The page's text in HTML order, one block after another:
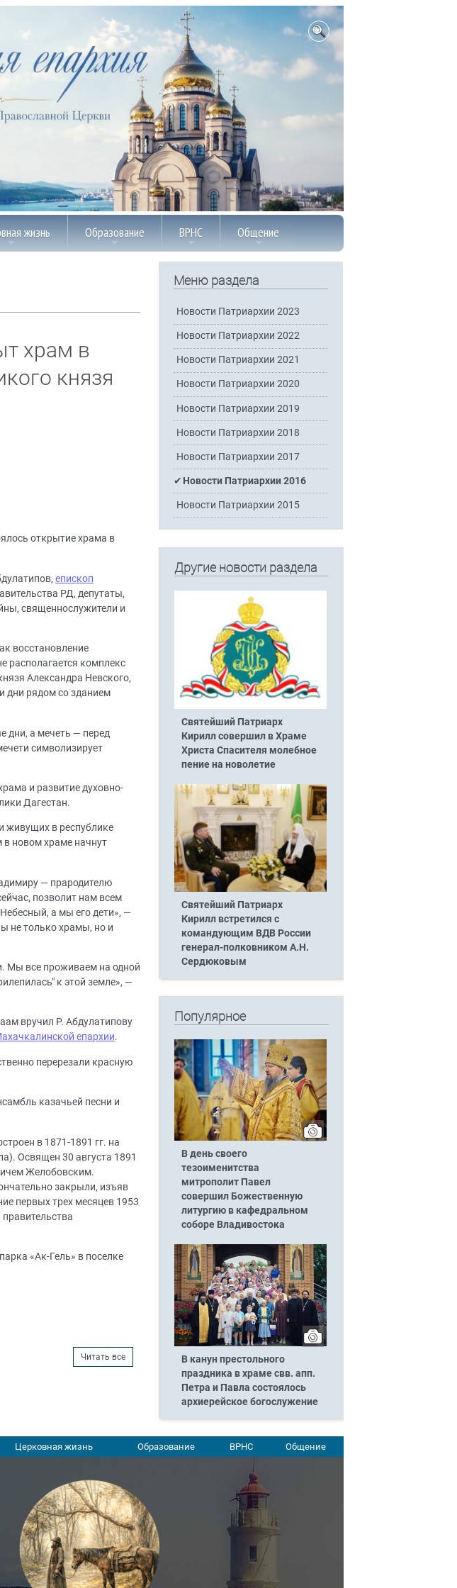
жизнь Образование ВРНС Общение
храм в
князя
открытие храма в
епископ
РД, депутаты,
священнослужители и
восстановление
располагается комплекс
Александра Невского,
дни рядом со зданием
дни, а мечеть — перед
символизирует
и развитие духовно-
Дагестан.
живущих в республике
новом храме начнут
— прародителю
позволит нам всем
а мы его дети», —
не только храмы, но и
Мы все проживаем на одной
к этой земле», —
вручил Р. Абдулатипову
епархии.
перерезали красную
казачьей песни и
в 1871-1891 гг. на
Освящен 30 августа 1891
Желобовским.
закрыли, изъяв
первых трех месяцев 1953
«Ак-Гель» в поселке
Читать все
Меню раздела
Новости Патриархии 2023
Новости Патриархии 2022
Новости Патриархии 2021
Новости Патриархии 2020
Новости Патриархии 2019
Новости Патриархии 2018
Новости Патриархии 2017
Новости Патриархии 2016
Новости Патриархии 2015
Другие новости раздела
Святейший Патриарх
Кирилл совершил в Храме
Христа Спасителя молебное
пение на новолетие
Святейший Патриарх
Кирилл встретился с
командующим ВДВ России
генерал-полковником А.Н.
Сердюковым
Популярное
В день своего
тезоименитства
митрополит Павел
совершил Божественную
литургию в кафедральном
соборе Владивостока
В канун престольного
праздника в храме свв. апп.
Петра и Павла состоялось
архиерейское богослужение
Церковная жизнь Образование ВРНС Общение